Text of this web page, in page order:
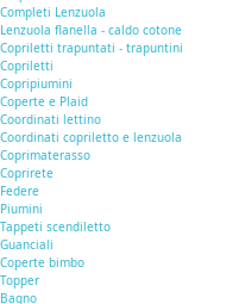
Completi Lenzuola
Lenzuola flanella - caldo cotone
Copriletti trapuntati - trapuntini
Copriletti
Copripiumini
Coperte e Plaid
Coordinati lettino
Coordinati copriletto e lenzuola
Coprimaterasso
Coprirete
Federe
Piumini
Tappeti scendiletto
Guanciali
Coperte bimbo
Topper
Bagno